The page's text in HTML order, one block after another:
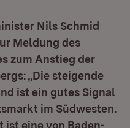
Nils Schmid
Meldung des
zum Anstieg der
„Die steigende
ist ein gutes Signal
im Südwesten.
eine von Baden-